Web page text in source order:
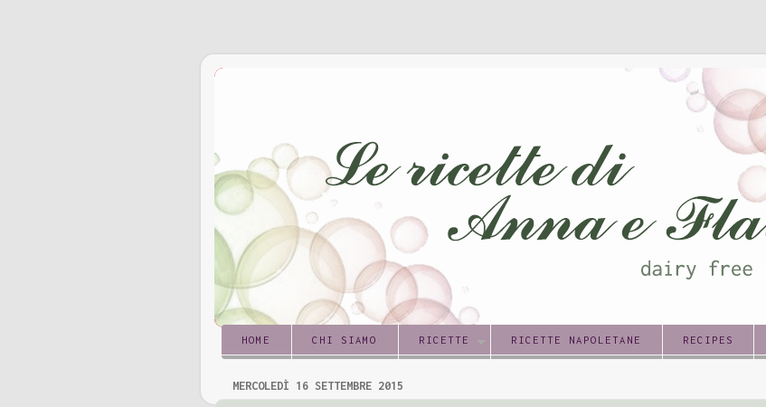
HOME CHI SIAMO RICETTE RICETTE NAPOLETANE RECIPES
MERCOLEDÌ 16 SETTEMBRE 2015